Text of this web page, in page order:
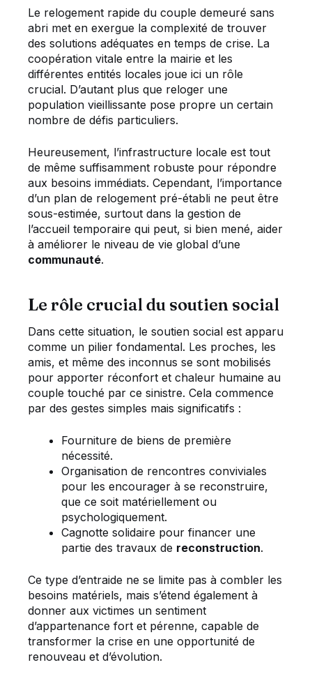
Le relogement rapide du couple demeuré sans
abri met en exergue la complexité de trouver
des solutions adéquates en temps de crise. La
coopération vitale entre la mairie et les
différentes entités locales joue ici un rôle
crucial. D’autant plus que reloger une
population vieillissante pose propre un certain
nombre de défis particuliers.
Heureusement, l’infrastructure locale est tout
de même suffisamment robuste pour répondre
aux besoins immédiats. Cependant, l’importance
d’un plan de relogement pré-établi ne peut être
sous-estimée, surtout dans la gestion de
l’accueil temporaire qui peut, si bien mené, aider
à améliorer le niveau de vie global d’une
communauté.
Le rôle crucial du soutien social
Dans cette situation, le soutien social est apparu
comme un pilier fondamental. Les proches, les
amis, et même des inconnus se sont mobilisés
pour apporter réconfort et chaleur humaine au
couple touché par ce sinistre. Cela commence
par des gestes simples mais significatifs :
Fourniture de biens de première
nécessité.
Organisation de rencontres conviviales
pour les encourager à se reconstruire,
que ce soit matériellement ou
psychologiquement.
Cagnotte solidaire pour financer une
partie des travaux de reconstruction.
Ce type d’entraide ne se limite pas à combler les
besoins matériels, mais s’étend également à
donner aux victimes un sentiment
d’appartenance fort et pérenne, capable de
transformer la crise en une opportunité de
renouveau et d’évolution.